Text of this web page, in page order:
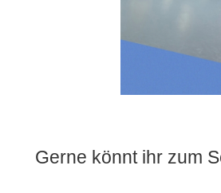
Gerne könnt ihr zum